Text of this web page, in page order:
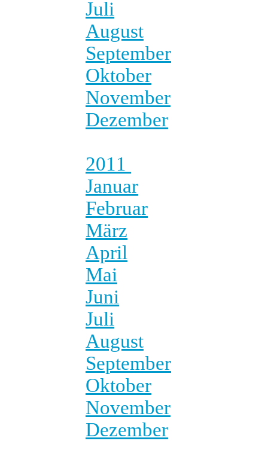
Juli
August
September
Oktober
November
Dezember
2011
Januar
Februar
März
April
Mai
Juni
Juli
August
September
Oktober
November
Dezember